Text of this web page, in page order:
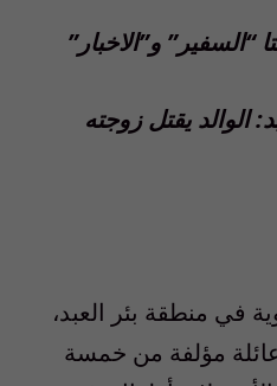
“السفير” و”الاخبار”
الوالد يقتل زوجته
في منطقة بئر العبد،
مؤلفة من خمسة